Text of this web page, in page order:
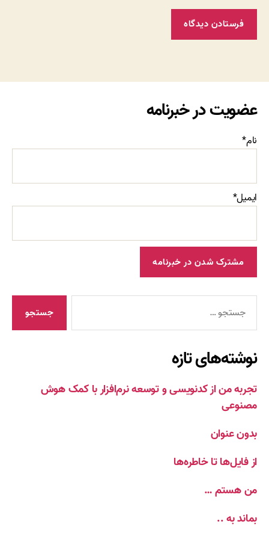
عضویت در خبرنامه
نام*
ایمیل*
نوشته‌های تازه
تجربه من از کدنویسی و توسعه نرم‌افزار با کمک هوش
مصنوعی
بدون عنوان
از فایل‌ها تا خاطره‌ها
من هستم …
بماند به ..